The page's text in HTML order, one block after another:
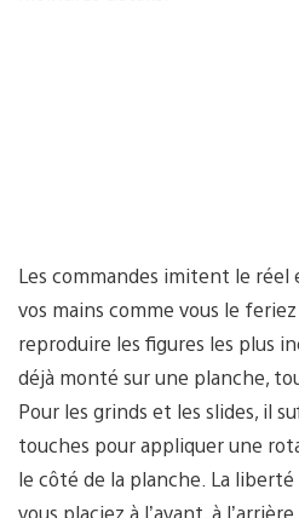
Les commandes imitent le
vos mains comme vous le
reproduire les figures les plus
déjà monté sur une planche,
Pour les grinds et les slides, il
touches pour appliquer une
le côté de la planche. La